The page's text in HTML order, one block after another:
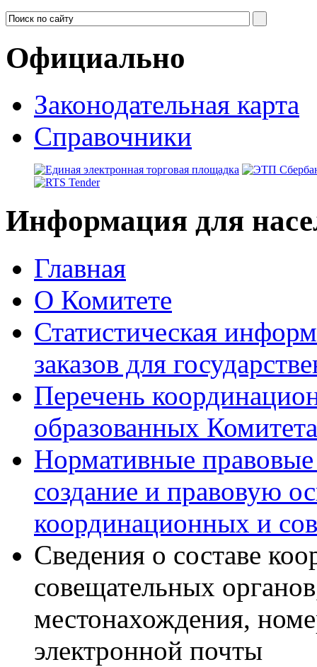
Официально
Законодательная карта
Справочники
Информация для
Главная
О Комитете
Статистическая
заказов для
Перечень
образованных Комитета
Нормативные
создание и правовую
координационных и
Сведения о составе
совещательных
местонахождения,
электронной почты